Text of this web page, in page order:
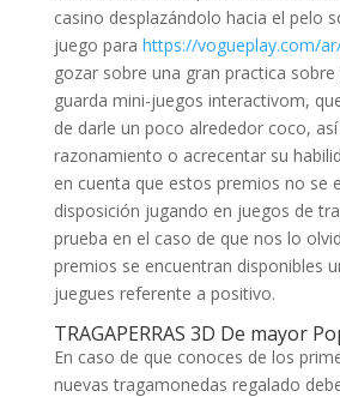
casino desplazándolo hacia el pelo
juego para https://vogueplay.com/
gozar sobre una gran practica sobre
guarda mini-juegos interactivom,
de darle un poco alrededor coco,
razonamiento o acrecentar su
en cuenta que estos premios no se
disposición jugando en juegos de
prueba en el caso de que nos lo
premios se encuentran disponibles
juegues referente a positivo.
TRAGAPERRAS 3D De mayor
En caso de que conoces de los
nuevas tragamonedas regalado